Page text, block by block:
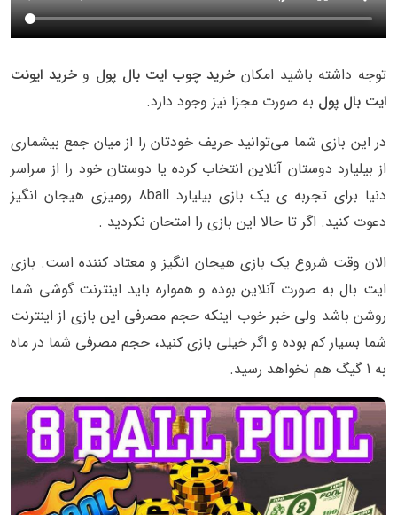
توجه داشته باشید امکان خرید چوب ایت بال پول وخرید ایونت
ایت بال پول به صورت مجزا نیز وجود دارد.
در این بازی شما می‌توانید حریف خودتان را از میان جمع بیشماری
از بیلیارد دوستان آنلاین انتخاب کرده یا دوستان خود را از سراسر
دنیا برای تجربه ی یک بازی بیلیارد 8ball رومیزی هیجان انگیز
دعوت کنید. اگر تا حالا این بازی را امتحان نکردید .
الان وقت شروع یک بازی هیجان انگیز و معتاد کننده است. بازی
ایت بال به صورت آنلاین بوده و همواره باید اینترنت گوشی شما
روشن باشد ولی خبر خوب اینکه حجم مصرفی این بازی از اینترنت
شما بسیار کم بوده و اگر خیلی بازی کنید، حجم مصرفی شما در ماه
به 1 گیگ هم نخواهد رسید.